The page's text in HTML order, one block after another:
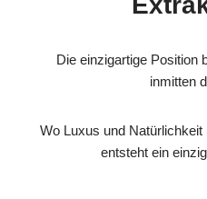
Die einzigartige Position
inmitten
Wo Luxus und
entsteht ein